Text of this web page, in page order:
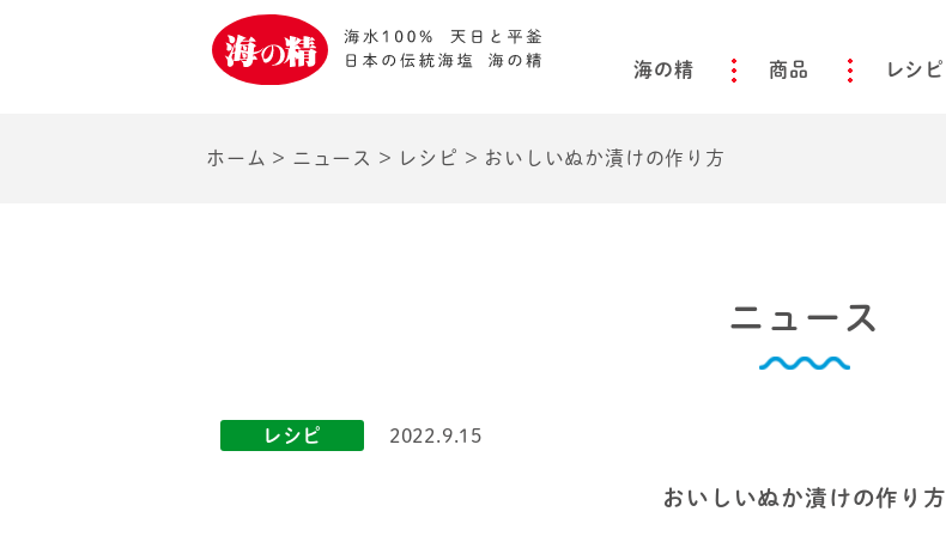
海の精 商品 レシピ
ホーム > ニュース > レシピ > おいしいぬか漬けの作り方
ニュース
レシピ 2022.9.15
おいしいぬか漬けの作り方